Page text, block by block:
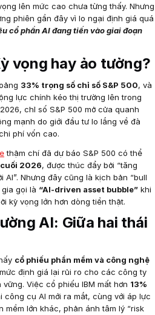
lên mức cao chưa từng thấy. Nhưng
phiên gần đây vì lo ngại định giá quá
cổ phần AI đang tiến vào giai đoạn
vọng hay ảo tưởng?
33% trọng số chỉ số S&P 500, và
lực chính kéo thị trường lên trong
chỉ số S&P 500 mở cửa quanh
mạnh do giới đầu tư lo lắng về đà
phí vốn cao.
thậm chí đã dự báo S&P 500 có thể
2026, được thúc đẩy bởi “tăng
AI”. Nhưng đây cũng là kịch bản “bull
gọi là “AI-driven asset bubble” khi
kỳ vọng lớn hơn dòng tiền thật.
AI: Giữa hai thái
cổ phiếu phần mềm và công nghệ
định giá lại rủi ro cho các công ty
Việc cổ phiếu IBM mất hơn 13%
công cụ AI mới ra mắt, cùng với áp lực
mềm lớn khác, phản ánh tâm lý “risk